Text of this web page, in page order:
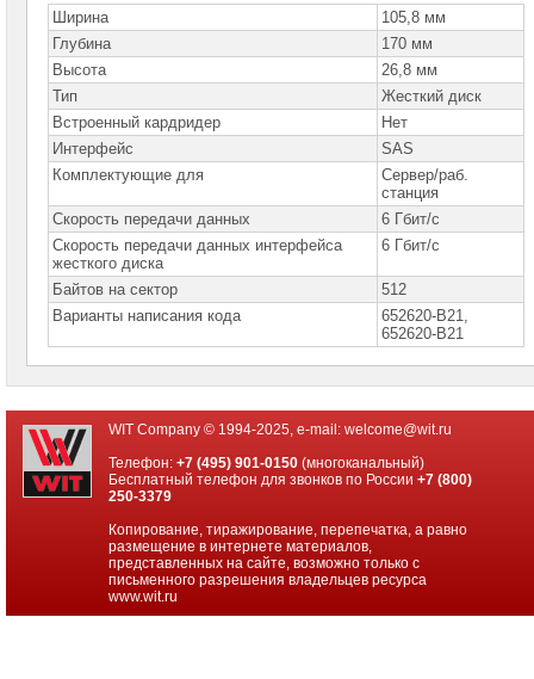
Name
Серверы
Huawei
Серверы
DELL
Серверы
Серверы
Hewlett
Packard
Enterprise
серверы
HPE
Стоечные
серверы
HPE
Комплектующие
для
Процессоры
серверов
HPE
Ширина
105,8 мм
Глубина
170 мм
Высота
26,8 мм
Тип
Жесткий диск
Встроенный кардридер
Нет
Интерфейс
SAS
Комплектующие для
Сервер/раб.
станция
Скорость передачи данных
6 Гбит/с
Скорость передачи данных интерфейса
жесткого диска
6 Гбит/с
Байтов на сектор
512
Варианты написания кода
652620-B21,
652620-B21
WIT Company © 1994-2025, e-mail: welcome@wit.ru
Телефон:+7 (495) 901-0150 (многоканальный)
Бесплатный телефон для звонков по России+7 (800)
250-3379
Копирование, тиражирование, перепечатка, а равно
размещение в интернете материалов,
представленных на сайте, возможно только с
письменного разрешения владельцев ресурса
www.wit.ru